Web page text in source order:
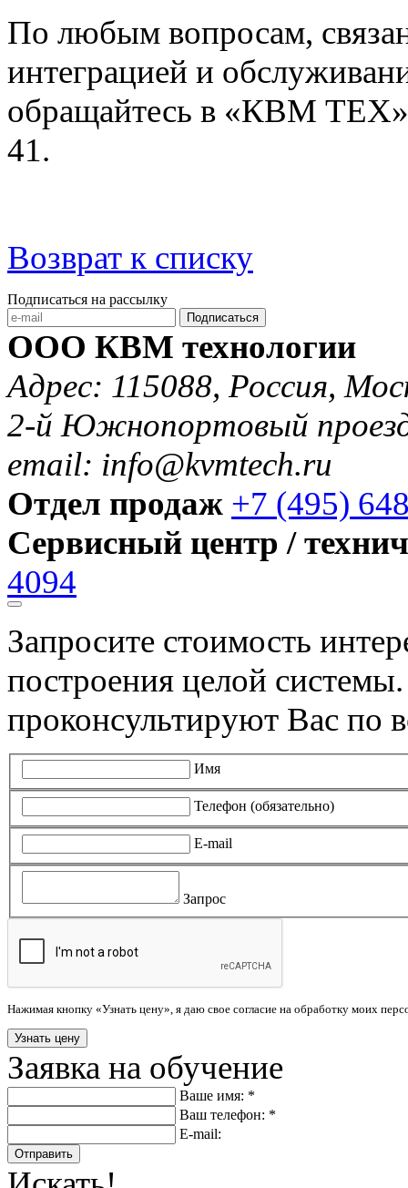
По любым вопросам,
интеграцией и
обращайтесь в «КВМ
41.
Возврат к списку
Подписаться на рассылку
Подписаться
ООО КВМ технологии
Адрес: 115088, Россия,
2-й Южнопортовый
email: info@kvmtech.ru
Отдел продаж +7 (495)
Сервисный центр /
4094
Запросите стоимость
построения целой
проконсультируют Вас по
Имя
Телефон (обязательно)
E-mail
Запрос
Нажимая кнопку «Узнать цену», я даю свое согласие на обработку моих
Заявка на обучение
Ваше имя: *
Ваш телефон: *
E-mail:
Отправить